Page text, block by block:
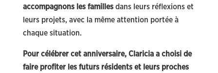
accompagnons les famillesdans leurs réflexions et
leurs projets, avec la même attention portée à
chaque situation.
Pour célébrer cet anniversaire, Claricia a choisi de
faire profiter les futurs résidents et leurs proches